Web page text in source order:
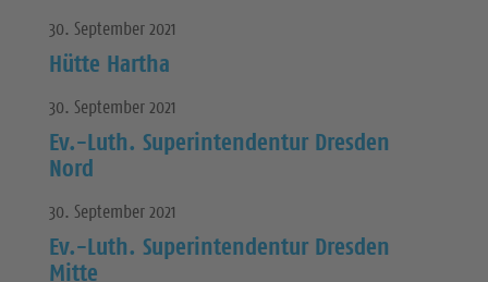
30. September 2021
Hütte Hartha
30. September 2021
Ev.-Luth. Superintendentur Dresden
Nord
30. September 2021
Ev.-Luth. Superintendentur Dresden
Mitte